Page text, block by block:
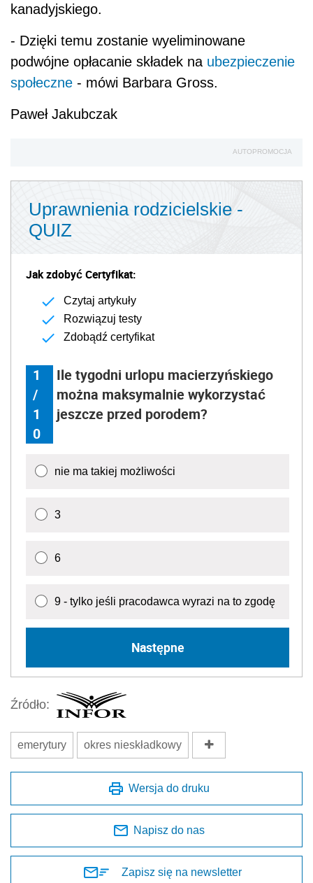
kanadyjskiego.
- Dzięki temu zostanie wyeliminowane
podwójne opłacanie składek na ubezpieczenie
społeczne - mówi Barbara Gross.
Paweł Jakubczak
AUTOPROMOCJA
Uprawnienia rodzicielskie -
QUIZ
Jak zdobyć Certyfikat:
Czytaj artykuły
Rozwiązuj testy
Zdobądź certyfikat
1
/
1
0
Ile tygodni urlopu macierzyńskiego
można maksymalnie wykorzystać
jeszcze przed porodem?
nie ma takiej możliwości
3
6
9 - tylko jeśli pracodawca wyrazi na to zgodę
Następne
Źródło:
emerytury okres nieskładkowy
Wersja do druku
Napisz do nas
Zapisz się na newsletter